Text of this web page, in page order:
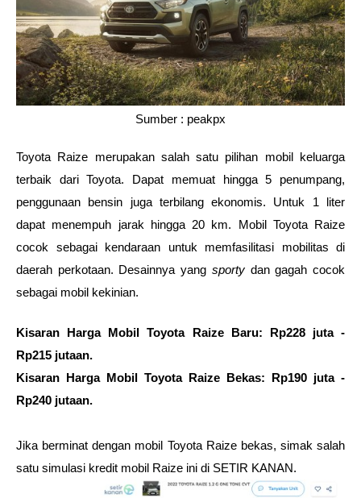
Sumber : peakpx
Toyota Raize merupakan salah satu pilihan mobil keluarga
terbaik dari Toyota. Dapat memuat hingga 5 penumpang,
penggunaan bensin juga terbilang ekonomis. Untuk 1 liter
dapat menempuh jarak hingga 20 km. Mobil Toyota Raize
cocok sebagai kendaraan untuk memfasilitasi mobilitas di
daerah perkotaan. Desainnya yang sporty dan gagah cocok
sebagai mobil kekinian.
Kisaran Harga Mobil Toyota Raize Baru: Rp228 juta -
Rp215 jutaan.
Kisaran Harga Mobil Toyota Raize Bekas: Rp190 juta -
Rp240 jutaan.
Jika berminat dengan mobil Toyota Raize bekas, simak salah
satu simulasi kredit mobil Raize ini di SETIR KANAN.